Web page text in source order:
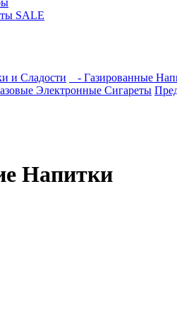
SALE
и Сладости - Газированные
Электронные Сигареты
Напитки